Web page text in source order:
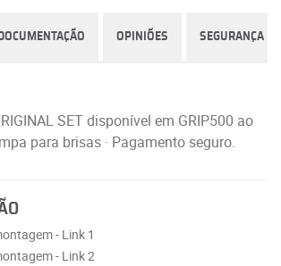
DOCUMENTAÇÃO OPINIÕES SEGURANÇA
SET disponível em GRIP500 ao
para brisas · Pagamento seguro.
- Link 1
- Link 2